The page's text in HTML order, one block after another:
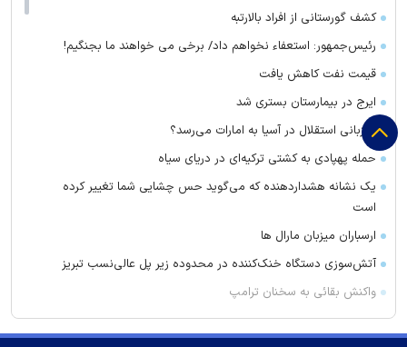
کشف گورستانی از افراد بالارتبه
رئیس‌جمهور: استعفاء نخواهم داد/ برخی می خواهند ما بجنگیم!
قیمت نفت کاهش یافت
ایرج در بیمارستان بستری شد
میزبانی استقلال در آسیا به امارات می‌رسد؟
حمله پهپادی به کشتی ترکیه‌ای در دریای سیاه
یک نشانه هشداردهنده که می‌گوید حس چشایی شما تغییر کرده
است
ارسباران میزبان مارال ها
آتش‌سوزی دستگاه خنک‌کننده در محدوده زیر پل عالی‌نسب تبریز
واکنش بقائی به سخنان ترامپ
وزیر خزانه داری آمریکا: در دو سال آینده تنگه هرمز بی‌اهمیت خواهد
شد